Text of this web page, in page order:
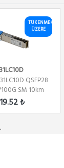
TÜKENMEK
ÜZERE
QSFP28
SM 10km
connec...
₺